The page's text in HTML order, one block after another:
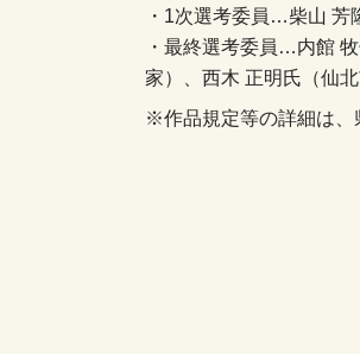
・1次選考委員…柴山 芳
・最終選考委員…内館
家）、西木 正明氏（仙
※作品規定等の詳細は、